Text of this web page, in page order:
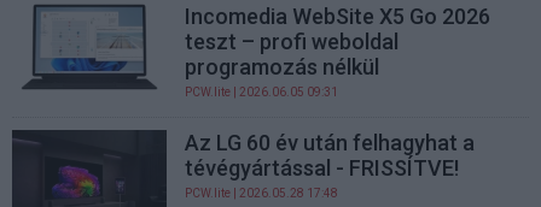
Incomedia WebSite X5 Go 2026
teszt – profi weboldal
programozás nélkül
PCW.lite | 2026.06.05 09:31
Az LG 60 év után felhagyhat a
tévégyártással - FRISSÍTVE!
PCW.lite | 2026.05.28 17:48